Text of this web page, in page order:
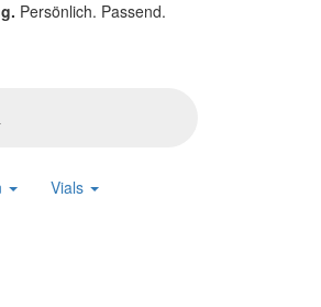
Persönlich. Passend.
Vials